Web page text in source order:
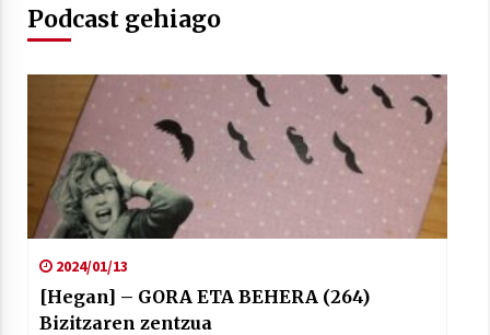
Podcast gehiago
2024/01/13
[Hegan] – GORA ETA BEHERA (264)
Bizitzaren zentzua